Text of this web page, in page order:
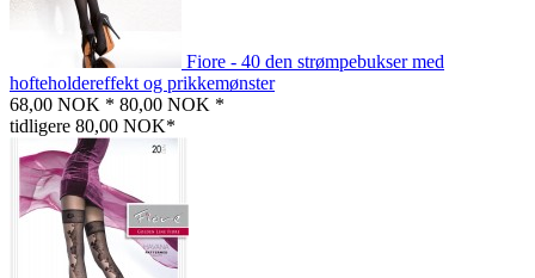
Fiore - 40 den strømpebukser med
hofteholdereffekt og prikkemønster
68,00 NOK * 80,00 NOK *
tidligere 80,00 NOK*